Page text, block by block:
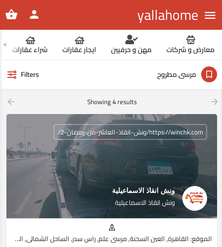
yallahome
معارض و شركات مهن و حرفيين ايجار عقارات
شراء عقارات
مرسى مطروح
Filters
Showing4results
ونش انقاذ الاسماعيلية
ونش انقاذ الاسماعيلية
https://winchk.com/ونش-انقاذ-العاشر-من-رمضان-2/
الموقع: القاهرة, العين السخنة, مرسي علم, راس سدر, الساحل الشمالي, العبور, جنوب سيناء, البحر الأحمر, مرسى مطروح